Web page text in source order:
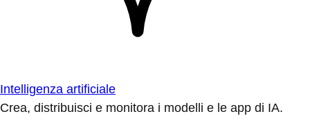
Intelligenza artificiale
Crea, distribuisci e monitora i modelli e le app di IA.